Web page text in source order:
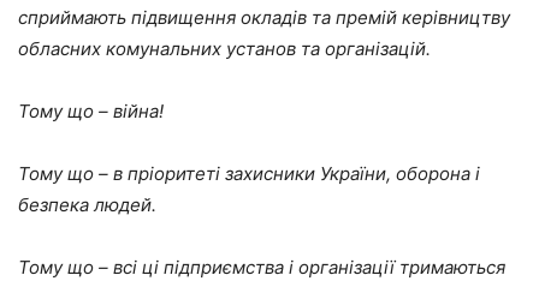
сприймають підвищення окладів та премій керівництву
обласних комунальних установ та організацій.
Тому що – війна!
Тому що – в пріоритеті захисники України, оборона і
безпека людей.
Тому що – всі ці підприємства і організації тримаються